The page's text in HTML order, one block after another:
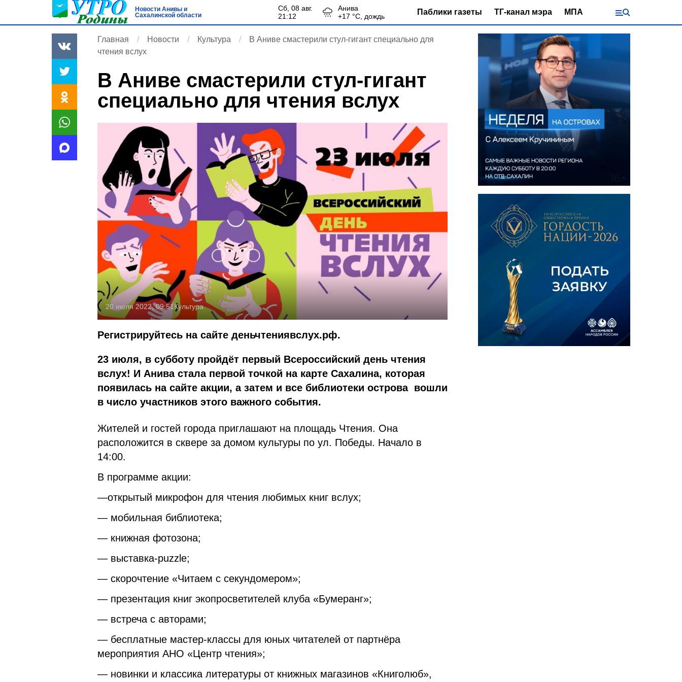
Новости Анивы и
Сахалинской области
сб, 08 авг.
21:12
Анива
+17 °С, дождь Паблики газеты ТГ-канал мэра МПА
Главная Новости Культура
В Аниве смастерили cтул-гигант специально для
чтения вслух
В Аниве смастерили cтул-гигант
специально для чтения вслух
20 июля 2022, 09:51Культура
Регистрируйтесь на сайте деньчтениявслух.рф.
23 июля, в субботу пройдёт первый Всероссийский день чтения
вслух! И Анива стала первой точкой на карте Сахалина, которая
появилась на сайте акции, а затем и все библиотеки острова вошли
в число участников этого важного события.
Жителей и гостей города приглашают на площадь Чтения. Она
расположится в сквере за домом культуры по ул. Победы. Начало в
14:00.
В программе акции:
—открытый микрофон для чтения любимых книг вслух;
— мобильная библиотека;
— книжная фотозона;
— выставка-puzzle;
— скорочтение «Читаем с секундомером»;
— презентация книг экопросветителей клуба «Бумеранг»;
— встреча с авторами;
— бесплатные мастер-классы для юных читателей от партнёра
мероприятия АНО «Центр чтения»;
— новинки и классика литературы от книжных магазинов «Книголюб»,